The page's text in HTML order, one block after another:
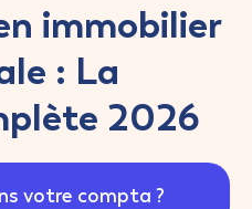
immobilier
: La
2026
votre compta ?